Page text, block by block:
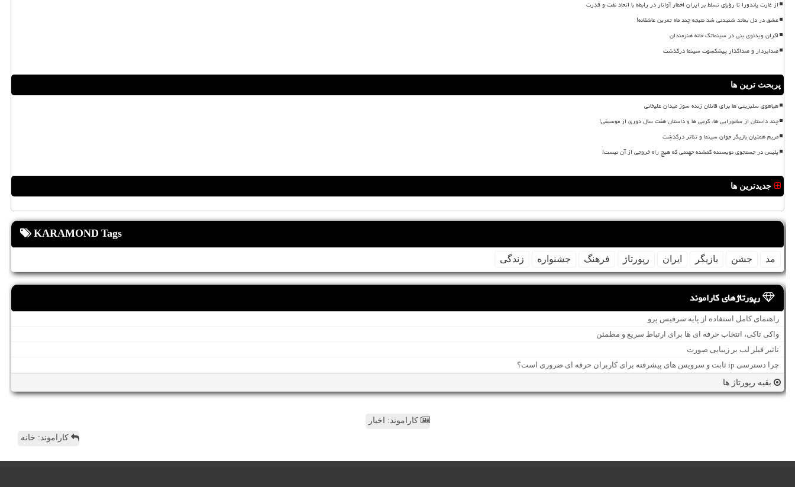
از غارت پاندورا تا رؤیای تسلط بر ایران اخطار آواتار در رابطه با اتحاد نفت و قدرت
عشق در دل بماند شنیدنی شد نتیجه چند ماه تمرین عاشقانه!
اکران ویدئوی بنی در سینماتک خانه هنرمندان
صدابردار و صداگذار پیشکسوت سینما درگذشت
پربحث ترین ها
هیاهوی سلبریتی ها برای قاتلان زنده سوز میدان علیخانی
چند داستان از سامورایی ها، گرمی ها و داستان هفت سال دوری از موسیقی!
مریم همتیان بازیگر جوان سینما و تئاتر درگذشت
پلیس در جستجوی نویسنده گمشده جهنمی که هیچ راه خروجی از آن نیست!
جدیدترین ها
KARAMOND Tags
مد جشن بازیگر ایران رپورتاژ فرهنگ جشنواره زندگی
رپورتاژهای کاراموند
راهنمای کامل استفاده از پایه سرفیس پرو
واکی تاکی، انتخاب حرفه ای ها برای ارتباط سریع و مطمئن
تاثیر فیلر لب بر زیبایی صورت
چرا دسترسی ip ثابت و سرویس های پیشرفته برای کاربران حرفه ای ضروری است؟
بقیه رپورتاژ ها
کاراموند: اخبار
کاراموند: خانه